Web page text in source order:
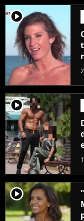
player2
player2
player2